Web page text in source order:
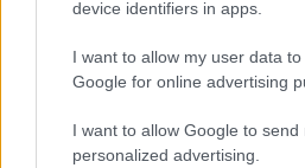
device identifiers in apps.
I want to allow my user data
Google for online advertising
I want to allow Google to send
personalized advertising.
melegházasságról és
örökbefogadásról
rosa_parks•2013. április 18.
A Konzervatórium blogon